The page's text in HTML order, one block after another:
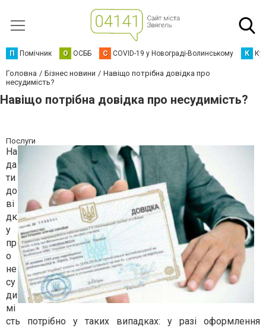
П Помічник О ОСББ C COVID-19 у Новограді-Волинському К
Головна Бізнес новини
Навіщо потрібна довідка про
несудимість?
Навіщо потрібна довідка про несудимість?
Послуги
На
да
ти
до
ві
дк
у
пр
о
не
су
ди
мі
сть потрібно у таких випадках: у разі оформлення